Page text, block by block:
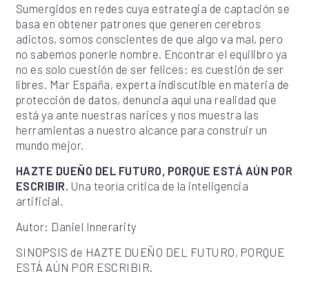
Sumergidos en redes cuya estrategia de captación se
basa en obtener patrones que generen cerebros
adictos, somos conscientes de que algo va mal, pero
no sabemos ponerle nombre. Encontrar el equilibro ya
no es solo cuestión de ser felices: es cuestión de ser
libres. Mar España, experta indiscutible en materia de
protección de datos, denuncia aquí una realidad que
está ya ante nuestras narices y nos muestra las
herramientas a nuestro alcance para construir un
mundo mejor.
HAZTE DUEÑO DEL FUTURO, PORQUE ESTÁ AÚN POR
ESCRIBIR. Una teoría crítica de la inteligencia
artificial.
Autor: Daniel Innerarity
SINOPSIS de HAZTE DUEÑO DEL FUTURO, PORQUE
ESTÁ AÚN POR ESCRIBIR.